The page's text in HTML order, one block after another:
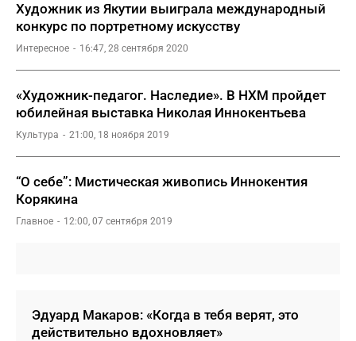
Художник из Якутии выиграла международный
конкурс по портретному искусству
Интересное 16:47, 28 сентября 2020
«Художник-педагог. Наследие». В НХМ пройдет
юбилейная выставка Николая Иннокентьева
Культура 21:00, 18 ноября 2019
“О себе”: Мистическая живопись Иннокентия
Корякина
Главное 12:00, 07 сентября 2019
Эдуард Макаров: «Когда в тебя верят, это
действительно вдохновляет»